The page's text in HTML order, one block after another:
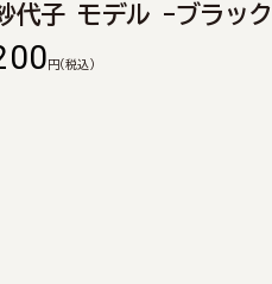
代子 モデル -ブラック
円 (税込)